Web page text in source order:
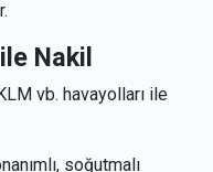
Nakil
vb. havayolları ile
soğutmalı